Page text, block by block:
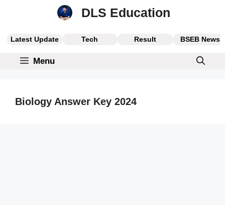
DLS Education
Latest Update Tech Result BSEB News
Menu
Biology Answer Key 2024